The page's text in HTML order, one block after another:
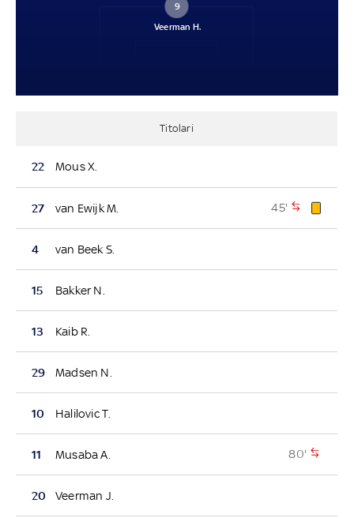
9
Veerman H.
Titolari
22 Mous X.
27 van Ewijk M. 45'
4 van Beek S.
15 Bakker N.
13 Kaib R.
29 Madsen N.
10 Halilovic T.
11 Musaba A. 80'
20 Veerman J.